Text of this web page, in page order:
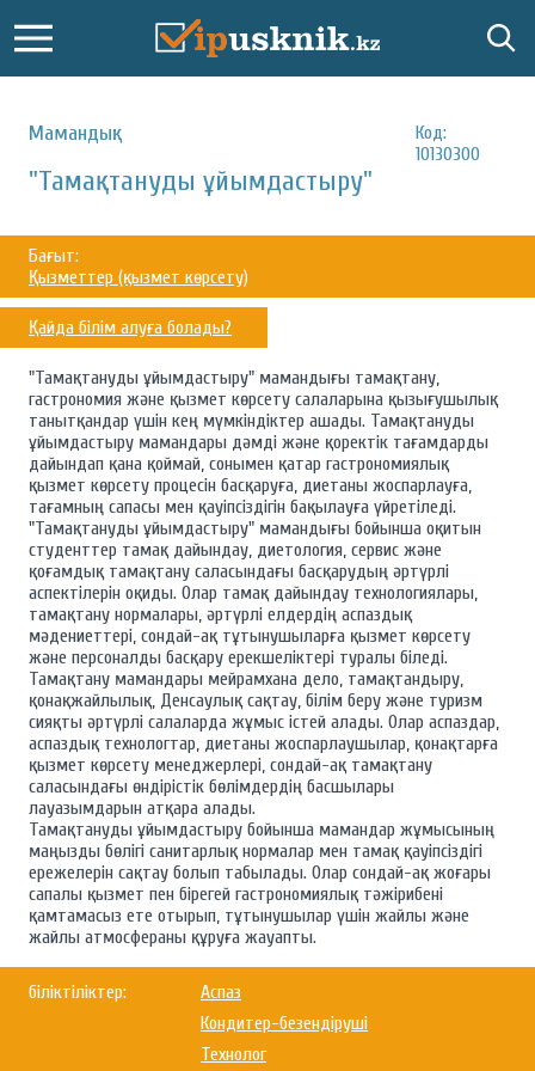
Мамандық:
Код:
10130300
"Тамақтануды ұйымдастыру"
Бағыт:
Қызметтер (қызмет көрсету)
Қайда білім алуға болады?
"Тамақтануды ұйымдастыру" мамандығы тамақтану,
гастрономия және қызмет көрсету салаларына қызығушылық
танытқандар үшін кең мүмкіндіктер ашады. Тамақтануды
ұйымдастыру мамандары дәмді және қоректік тағамдарды
дайындап қана қоймай, сонымен қатар гастрономиялық
қызмет көрсету процесін басқаруға, диетаны жоспарлауға,
тағамның сапасы мен қауіпсіздігін бақылауға үйретіледі.
"Тамақтануды ұйымдастыру" мамандығы бойынша оқитын
студенттер тамақ дайындау, диетология, сервис және
қоғамдық тамақтану саласындағы басқарудың әртүрлі
аспектілерін оқиды. Олар тамақ дайындау технологиялары,
тамақтану нормалары, әртүрлі елдердің аспаздық
мәдениеттері, сондай-ақ тұтынушыларға қызмет көрсету
және персоналды басқару ерекшеліктері туралы біледі.
Тамақтану мамандары мейрамхана дело, тамақтандыру,
қонақжайлылық, Денсаулық сақтау, білім беру және туризм
сияқты әртүрлі салаларда жұмыс істей алады. Олар аспаздар,
аспаздық технологтар, диетаны жоспарлаушылар, қонақтарға
қызмет көрсету менеджерлері, сондай-ақ тамақтану
саласындағы өндірістік бөлімдердің басшылары
лауазымдарын атқара алады.
Тамақтануды ұйымдастыру бойынша мамандар жұмысының
маңызды бөлігі санитарлық нормалар мен тамақ қауіпсіздігі
ережелерін сақтау болып табылады. Олар сондай-ақ жоғары
сапалы қызмет пен бірегей гастрономиялық тәжірибені
қамтамасыз ете отырып, тұтынушылар үшін жайлы және
жайлы атмосфераны құруға жауапты.
біліктіліктер:
Аспаз
Кондитер-безендіруші
Технолог